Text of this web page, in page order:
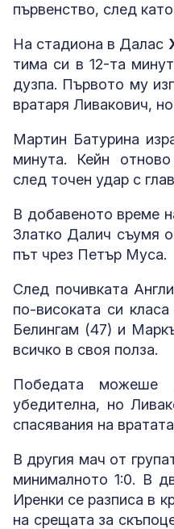
първенство, след
На стадиона в Далас
тима си в 12-та
дузпа. Първото му
вратаря Ливакович,
Мартин Батурина
минута. Кейн
след точен удар с
В добавеното време
Златко Далич съумя
път чрез Петър Муса.
След почивката
по-високата си
Белингам (47) и
всичко в своя полза.
Победата
убедителна, но
спасявания на
В другия мач от
минималното 1:0. В
Иренки се разписа в
на срещата за